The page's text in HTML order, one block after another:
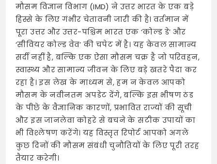
मौसम विज्ञान विभाग (IMD) ने उत्तर भारत के एक बड़े
हिस्से के लिए गंभीर चेतावनी जारी की है। वर्तमान में
पूरा उत्तर और उत्तर-पश्चिम भारत एक ‘कोल्ड डे’ और
‘सीवियर कोल्ड वेव’ की चपेट में है। यह केवल सामान्य
सर्दी नहीं है, बल्कि एक ऐसा मौसम चक्र है जो परिवहन,
स्वास्थ्य और सामान्य जीवन के लिए बड़े खतरे पैदा कर
रहा है। इस लेख के माध्यम से, हम न केवल आपको
मौसम के नवीनतम अपडेट देंगे, बल्कि इस भीषण ठंड
के पीछे के वैज्ञानिक कारणों, प्रभावित राज्यों की सूची
और इस जानलेवा कोहरे से बचने के सटीक उपायों का
भी विश्लेषण करेंगे। यह विस्तृत रिपोर्ट आपको अगले
कुछ दिनों की मौसम संबंधी चुनौतियों के लिए पूरी तरह
तैयार करेगी।